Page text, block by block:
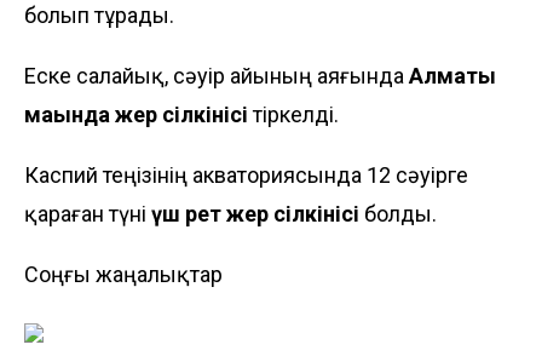
болып тұрады.
Еске салайық, сәуір айының аяғында Алматы
маңында жер сілкінісітіркелді.
Каспий теңізінің акваториясында 12 сәуірге
қараған түні үш рет жер сілкінісі болды.
Соңғы жаңалықтар